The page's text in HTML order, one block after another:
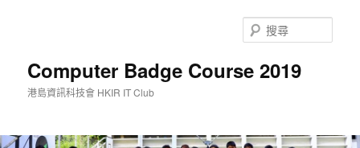
Computer Badge Course 2019
港島資訊科技會 HKIR IT Club
尋